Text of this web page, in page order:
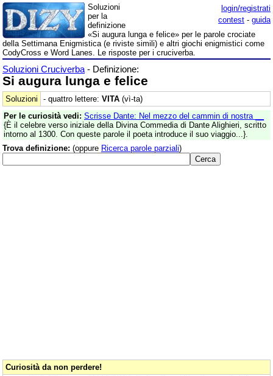
login/registrati
contest - guida
Soluzioni
per la
definizione
«Si augura lunga e felice» per le parole crociate
della Settimana Enigmistica (e riviste simili) e altri giochi enigmistici come
CodyCross e Word Lanes. Le risposte per i cruciverba.
Soluzioni Cruciverba - Definizione:
Si augura lunga e felice
Soluzioni - quattro lettere: VITA (vì-ta)
Per le curiosità vedi: Scrisse Dante: Nel mezzo del cammin di nostra __
{È il celebre verso iniziale della Divina Commedia di Dante Alighieri, scritto
intorno al 1300. Con queste parole il poeta introduce il suo viaggio...}.
Trova definizione: (oppure Ricerca parole parziali)
Curiosità da non perdere!